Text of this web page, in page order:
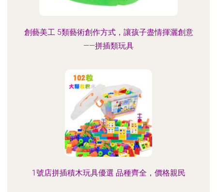
創藝美工 5類藝術創作方式，讓孩子盡情揮灑創意
——拼插類玩具
1號店拼插積木玩具優選 品種齊全，價格親民